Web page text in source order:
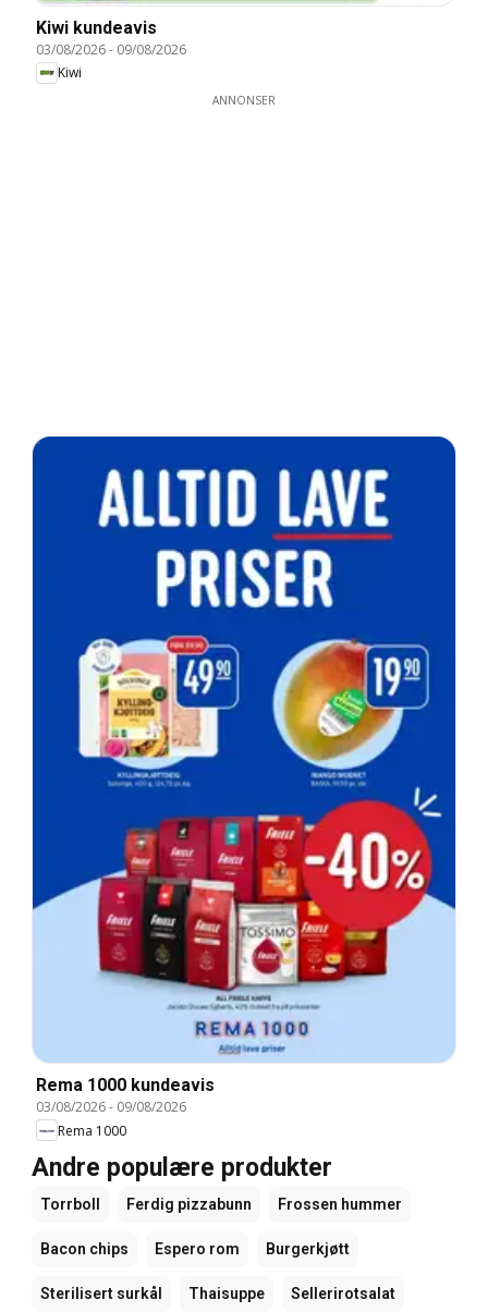
Kiwi kundeavis
03/08/2026- 09/08/2026
Kiwi
ANNONSER
Rema 1000 kundeavis
03/08/2026- 09/08/2026
Rema 1000
Andre populære produkter
Torrboll Ferdig pizzabunn Frossen hummer
Bacon chips Espero rom Burgerkjøtt
Sterilisert surkål Thaisuppe Sellerirotsalat